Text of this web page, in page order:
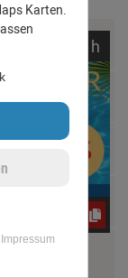
h
Karten.
Impressum